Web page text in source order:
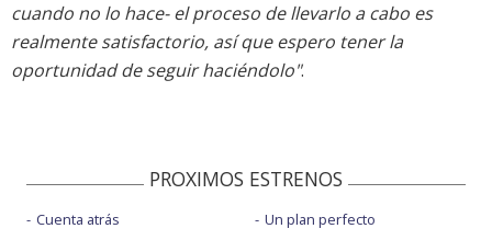
cuando no lo hace- el proceso de llevarlo a cabo es
realmente satisfactorio, así que espero tener la
oportunidad de seguir haciéndolo".
PROXIMOS ESTRENOS
Cuenta atrás
Un plan perfecto